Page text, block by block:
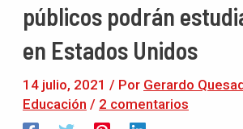
públicos podrán
en Estados Unidos
14 julio, 2021 / Por Gerardo
Educación / 2 comentarios